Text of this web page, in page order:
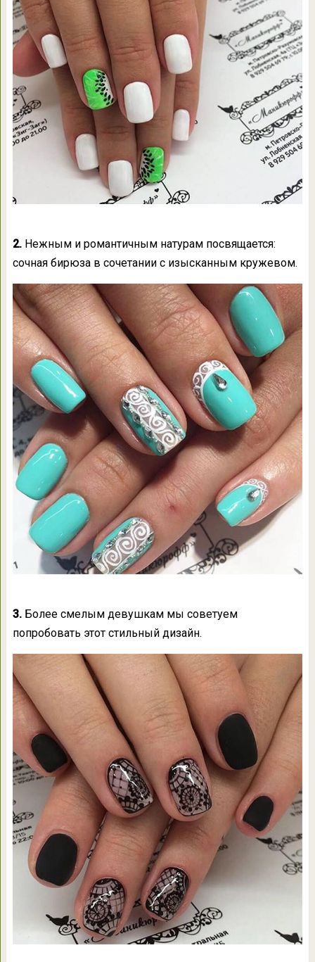
2.Нежным и романтичным натурам посвящается:
сочная бирюза в сочетании с изысканным кружевом.
3.Более смелым девушкам мы советуем
попробовать этот стильный дизайн.